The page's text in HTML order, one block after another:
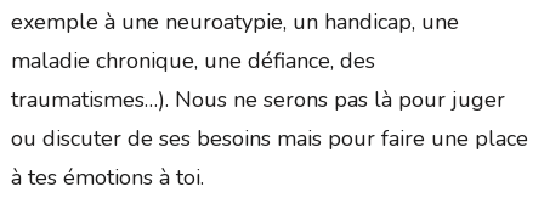
exemple à une neuroatypie, un handicap, une
maladie chronique, une défiance, des
traumatismes…). Nous ne serons pas là pour juger
ou discuter de ses besoins mais pour faire une place
à tes émotions à toi.